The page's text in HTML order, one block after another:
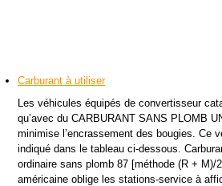
Carburant à utiliser
Les véhicules équipés de convertisseur
qu’avec du CARBURANT SANS PLOMB
minimise l’encrassement des bougies. Ce
indiqué dans le tableau ci-dessous.
ordinaire sans plomb 87 [méthode (R +
américaine oblige les stations-service à